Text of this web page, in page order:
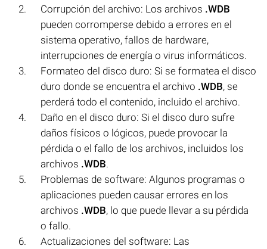
Corrupción del archivo: Los archivos .WDB
pueden corromperse debido a errores en el
sistema operativo, fallos de hardware,
interrupciones de energía o virus informáticos.
Formateo del disco duro: Si se formatea el disco
duro donde se encuentra el archivo .WDB, se
perderá todo el contenido, incluido el archivo.
Daño en el disco duro: Si el disco duro sufre
daños físicos o lógicos, puede provocar la
pérdida o el fallo de los archivos, incluidos los
archivos .WDB.
Problemas de software: Algunos programas o
aplicaciones pueden causar errores en los
archivos .WDB, lo que puede llevar a su pérdida
o fallo.
Actualizaciones del software: Las